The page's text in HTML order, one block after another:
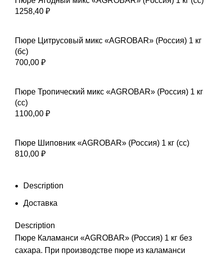
1258,40 ₽
Пюре Цитрусовый микс «AGROBAR» (Россия) 1 кг
(бс)
700,00 ₽
Пюре Тропический микс «AGROBAR» (Россия) 1 кг
(сс)
1100,00 ₽
Пюре Шиповник «AGROBAR» (Россия) 1 кг (сс)
810,00 ₽
Description
Доставка
Description
Пюре Каламанси «AGROBAR» (Россия) 1 кг без
сахара. При производстве пюре из каламанси